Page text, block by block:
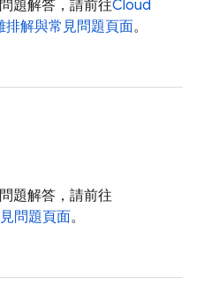
題解答，請前往Cloud
排解與常見問題頁面。
題解答，請前往
問題頁面。